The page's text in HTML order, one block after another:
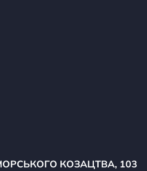
КОЗАЦТВА, 103